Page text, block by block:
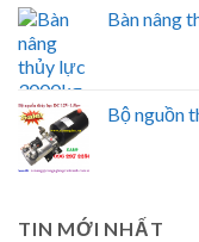
Bàn nâng
Bộ nguồn
TIN MỚI NHẤT